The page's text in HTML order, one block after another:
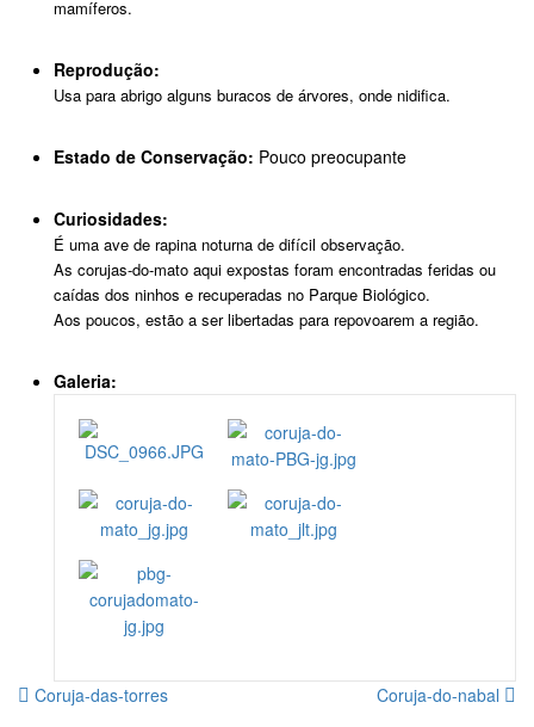
mamíferos.
Reprodução:
Usa para abrigo alguns buracos de árvores, onde nidifica.
Estado de Conservação: Pouco preocupante
Curiosidades:
É uma ave de rapina noturna de difícil observação.
As corujas-do-mato aqui expostas foram encontradas feridas ou
caídas dos ninhos e recuperadas no Parque Biológico.
Aos poucos, estão a ser libertadas para repovoarem a região.
Galeria:
Coruja-das-torres Coruja-do-nabal